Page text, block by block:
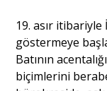
19. asır
göstermeye
Batının
biçimlerini